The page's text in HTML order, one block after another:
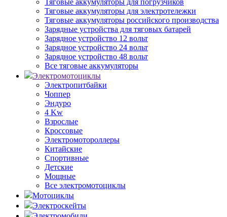
Тяговые аккумуляторы для погрузчиков
Тяговые аккумуляторы для электротележки
Тяговые аккумуляторы российского производства
Зарядные устройства для тяговых батарей
Зарядное устройство 12 вольт
Зарядное устройство 24 вольт
Зарядное устройство 48 вольт
Все тяговые аккумуляторы
Электромотоциклы
Электропитбайки
Чоппер
Эндуро
4 Kw
Взрослые
Кроссовые
Электромотороллеры
Китайские
Спортивные
Детские
Мощные
Все электромотоциклы
Мотоциклы
Электроскейты